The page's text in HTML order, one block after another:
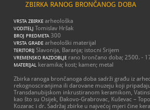
ZBIRKA RANOG BRONČANOG DOBA
VRSTA ZBIRKE arheološka
VODITELJ Tomislav Hršak
BROJ PREDMETA 300
VRSTA GRAĐE arheološki materijal
TERITORIJ Slavonija, Baranja; istocni Srijem
VREMENSKO RAZDOBLJE rano brončano doba; 2500. -
MATERIJAL keramika; kost; kamen; metal
Zbirka ranoga brončanoga doba sadrži građu iz
rekognosciranjima ili darovane muzeju koji
Transdanubijskom inkrustiranom keramikom,
kao što su Osijek, Đakovo-Grabrovac, Kuševac –
Kozarac i dr. Sadržaj zbirke u najvećoj mjeri čine